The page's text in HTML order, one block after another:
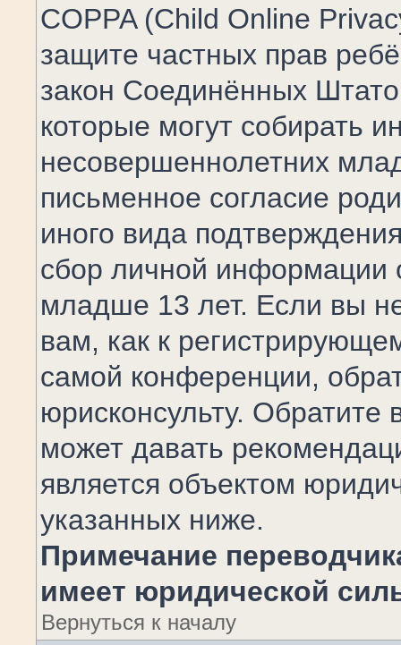
COPPA (Child Online
защите частных прав
закон Соединённых
которые могут собирать
несовершеннолетних
письменное согласие
иного вида
сбор личной информации
младше 13 лет. Если вы
вам, как к
самой конференции,
юрисконсульту.
может давать
является объектом
указанных ниже.
Примечание
имеет юридической
Вернуться к началу